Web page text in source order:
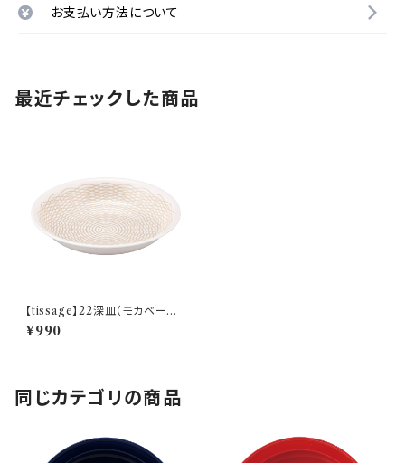
お支払い方法について
最近チェックした商品
【tissage】22深皿（モカベージ
ュ)【YMK150】YMK152-355
¥990
同じカテゴリの商品